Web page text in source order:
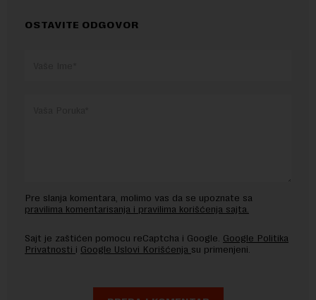
OSTAVITE ODGOVOR
Pre slanja komentara, molimo vas da se upoznate sa
pravilima komentarisanja i pravilima korišćenja sajta.
Sajt je zaštićen pomocu reCaptcha i Google. Google Politika
Privatnosti i Google Uslovi Korišćenja su primenjeni.